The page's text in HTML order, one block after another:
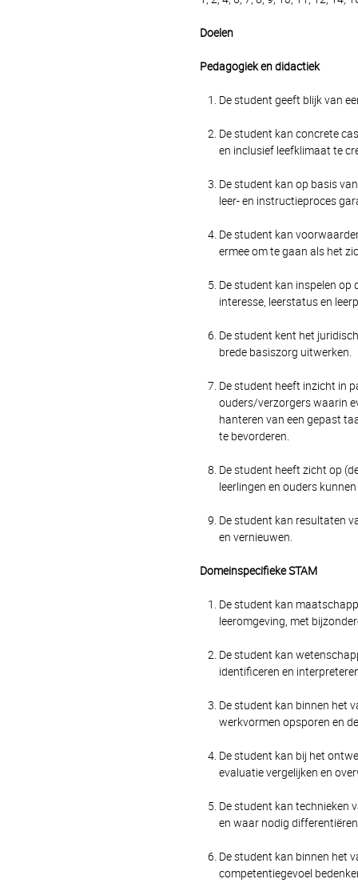
Doelen
Pedagogiek en didactiek
De student geeft blijk van
De student kan concrete
en inclusief leefklimaat te
De student kan op basis
leer- en instructieproces
De student kan
ermee om te gaan als het
De student kan inspelen
interesse, leerstatus en
De student kent het
brede basiszorg uitwerken.
De student heeft inzicht in
ouders/verzorgers waarin
hanteren van een gepast
te bevorderen.
De student heeft zicht op
leerlingen en ouders
De student kan resultaten
en vernieuwen.
Domeinspecifieke STAM
De student kan
leeromgeving, met
De student kan
identificeren en
De student kan binnen het
werkvormen opsporen en
De student kan bij het
evaluatie vergelijken en
De student kan technieken
en waar nodig
De student kan binnen het
competentiegevoel